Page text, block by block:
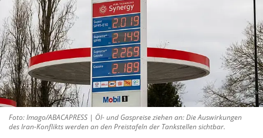
Foto: Imago/ABACAPRESS | Öl- und Gaspreise ziehen an: Die Auswirkungen
des Iran-Konflikts werden an den Preistafeln der Tankstellen sichtbar.